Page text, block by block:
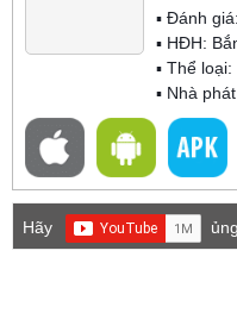
▪ Đánh giá:
▪ HĐH:
▪ Thể loại:
▪ Nhà
Hãy